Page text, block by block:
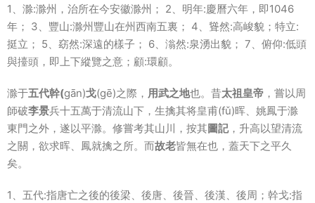
1、滁:滁州，治所在今安徽滁州； 2、明年:慶曆六年，即1046
年； 3、豐山:滁州豐山在州西南五裏； 4、聳然:高峻貌；特立:
挺立； 5、窈然:深遠的樣子； 6、滃然:泉湧出貌； 7、俯仰:低頭
與擡頭，即上下縱覽之意；顧:環顧。
滁于五代幹(gān)戈(gē)之際， 用武之地也。昔太祖皇帝 ，嘗以周
師破李景兵十五萬于清流山下，生擒其将皇甫(fǔ)晖、姚鳳于滁
東門之外，遂以平滁。修嘗考其山川，按其圖記，升高以望清流
之關，欲求晖、鳳就擒之所。而故老皆無在也，蓋天下之平久
矣。
1、五代:指唐亡之後的後梁、後唐、後晉、後漢、後周；幹戈:指